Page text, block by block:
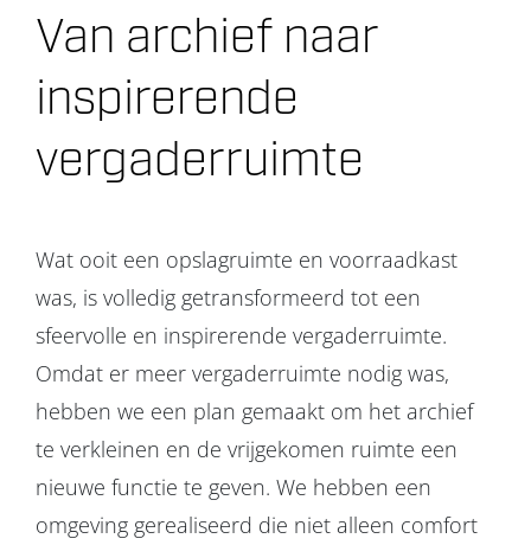
Projecten
Over ons
Van archief naar
inspirerende
vergaderruimte
Wat ooit een opslagruimte en voorraadkast
was, is volledig getransformeerd tot een
sfeervolle en inspirerende vergaderruimte.
Omdat er meer vergaderruimte nodig was,
hebben we een plan gemaakt om het archief
te verkleinen en de vrijgekomen ruimte een
nieuwe functie te geven. We hebben een
omgeving gerealiseerd die niet alleen comfort